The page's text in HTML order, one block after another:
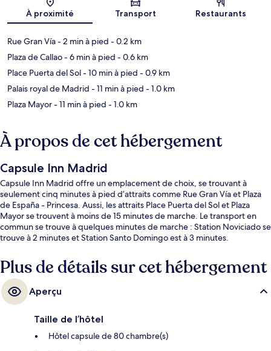
Carte
À proximité Transport Restaurants
Rue Gran Vía- 2 min à pied - 0.2 km
Plaza de Callao- 6 min à pied - 0.6 km
Place Puerta del Sol- 10 min à pied - 0.9 km
Palais royal de Madrid - 11 min à pied - 1.0 km
Plaza Mayor- 11 min à pied - 1.0 km
À propos de cet hébergement
Capsule Inn Madrid
Capsule Inn Madrid offre un emplacement de choix, se trouvant à
seulement cinq minutes à pied d’attraits comme Rue Gran Vía et Plaza
de España - Princesa. Aussi, les attraits Place Puerta del Sol et Plaza
Mayor se trouvent à moins de 15 minutes de marche. Le transport en
commun se trouve à quelques minutes de marche : Station Noviciado se
trouve à 2 minutes et Station Santo Domingo est à 3 minutes.
Plus de détails sur cet hébergement
Aperçu
Taille de l’hôtel
Hôtel capsule de 80 chambre(s)